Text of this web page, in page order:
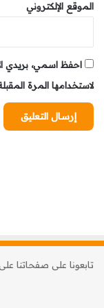
القنصلية
ليست مجرد مؤسسة
المغربية.
ختامًا
الموقع الإلكتروني
احفظ اسمي، بريدي
لاستخدامها المرة
تابعونا على صفحاتنا